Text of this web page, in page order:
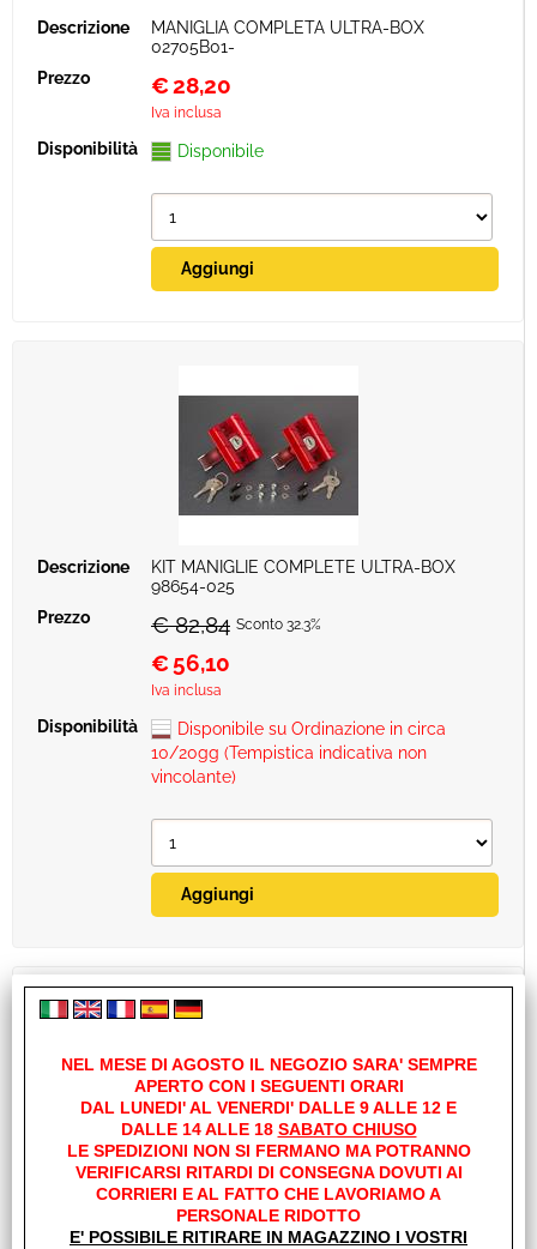
MANIGLIA COMPLETA ULTRA-BOX
02705B01-
€28,20
Iva inclusa
Disponibile
KIT MANIGLIE COMPLETE ULTRA-BOX
98654-025
€ 82,84 Sconto 32.3%
€ 56,10
Iva inclusa
Disponibile su Ordinazione in circa
10/20gg (Tempistica indicativa non
vincolante)
KIT TARGHETTA AD. FIAMMA ULTRABOX
98654-001
NEL MESE DI AGOSTO IL NEGOZIO SARA' SEMPRE
APERTO CON I SEGUENTI ORARI
DAL LUNEDI' AL VENERDI' DALLE 9 ALLE 12 E
DALLE 14 ALLE 18 SABATO CHIUSO
LE SPEDIZIONI NON SI FERMANO MA POTRANNO
VERIFICARSI RITARDI DI CONSEGNA DOVUTI AI
CORRIERI E AL FATTO CHE LAVORIAMO A
PERSONALE RIDOTTO
E' POSSIBILE RITIRARE IN MAGAZZINO I VOSTRI